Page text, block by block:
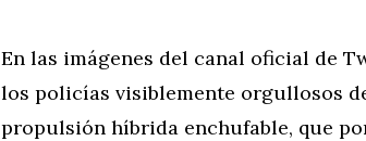
En las imágenes del canal oficial de
los policías visiblemente orgullosos
propulsión híbrida enchufable, que